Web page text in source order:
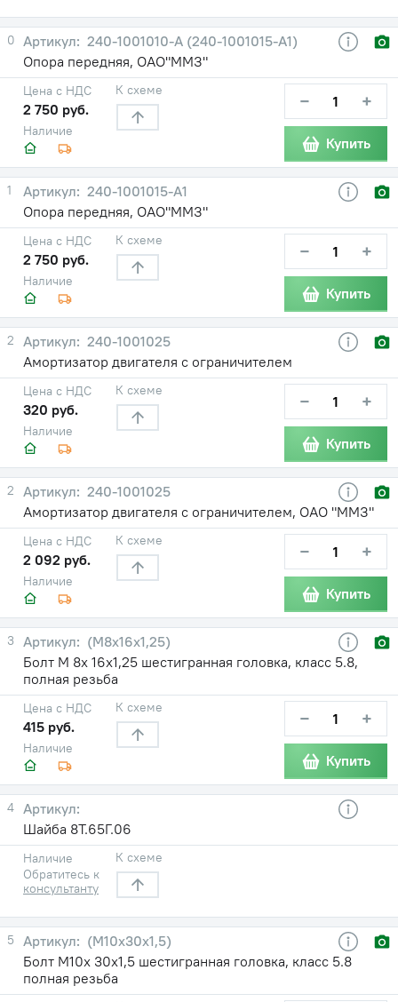
0
240-1001010-А (240-1001015-А1)
Опора передняя, ОАО"ММЗ"
Наличие
Цена с НДС
2 750 руб.
К схеме − +
Купить
1
240-1001015-А1
Опора передняя, ОАО"ММЗ"
Наличие
Цена с НДС
2 750 руб.
К схеме − +
Купить
2
240-1001025
Амортизатор двигателя с ограничителем
Наличие
Цена с НДС
320 руб.
К схеме − +
Купить
2
240-1001025
Амортизатор двигателя с ограничителем, ОАО "ММЗ"
Наличие
Цена с НДС
2 092 руб.
К схеме − +
Купить
3
(М8х16х1,25)
Болт М 8х 16х1,25 шестигранная головка, класс 5.8,
полная резьба
Наличие
Цена с НДС
415 руб.
К схеме − +
Купить
4
Шайба 8Т.65Г.06
Наличие
Обратитесь к
консультанту
К схеме
5
(М10х30х1,5)
Болт М10х 30х1,5 шестигранная головка, класс 5.8
полная резьба